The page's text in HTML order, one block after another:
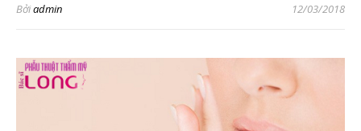
Bởiadmin 12/03/2018